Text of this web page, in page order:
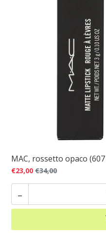
MAC, rossetto opaco
€23,00 €34,00
-